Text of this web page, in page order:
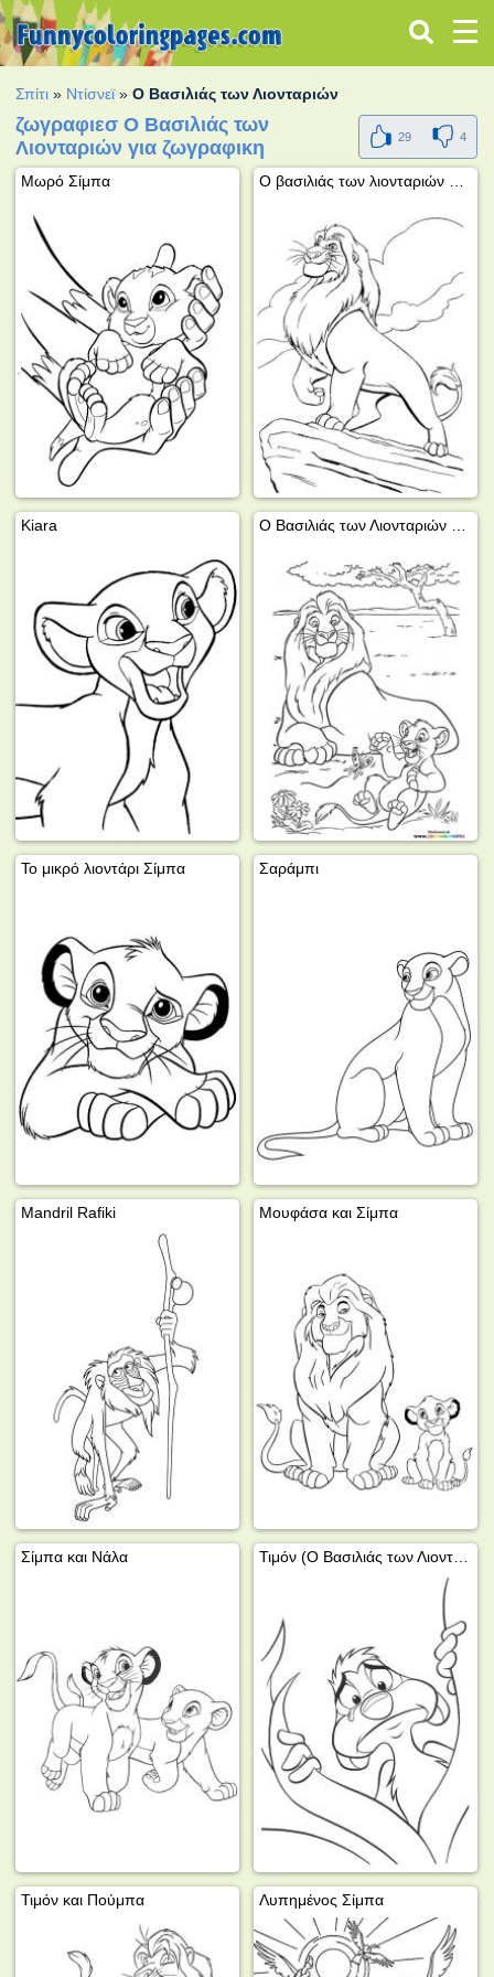
Σπίτι » Ντίσνεϊ»Ο Βασιλιάς των Λιονταριών
ζωγραφιεσ Ο Βασιλιάς των
Λιονταριών για ζωγραφικη
29 4
Μωρό Σίμπα
Kiara
Το μικρό λιοντάρι Σίμπα Σαράμπι
Mandril Rafiki Μουφάσα και Σίμπα
Σίμπα και Νάλα
Τιμόν και Πούμπα Λυπημένος Σίμπα